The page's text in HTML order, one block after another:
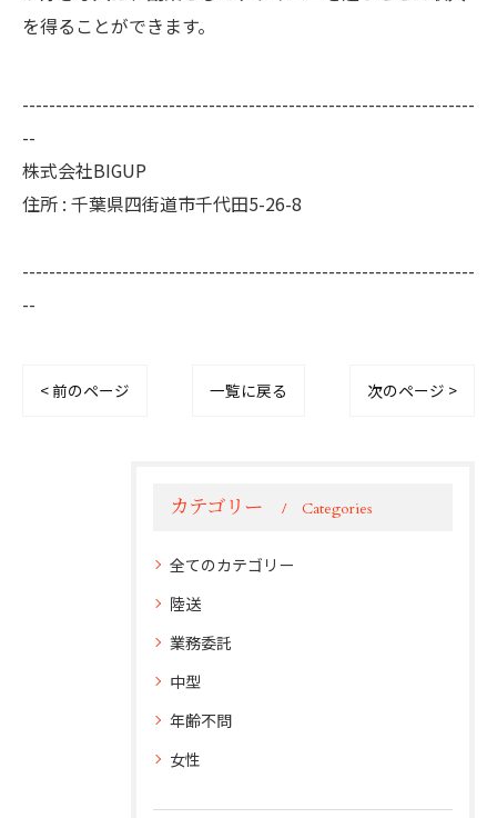
を得ることができます。
--------------------------------------------------------------------
--
株式会社BIGUP
住所 : 千葉県四街道市千代田5-26-8
--------------------------------------------------------------------
--
< 前のページ 一覧に戻る 次のページ >
カテゴリー Categories
全てのカテゴリー
陸送
業務委託
中型
年齢不問
女性